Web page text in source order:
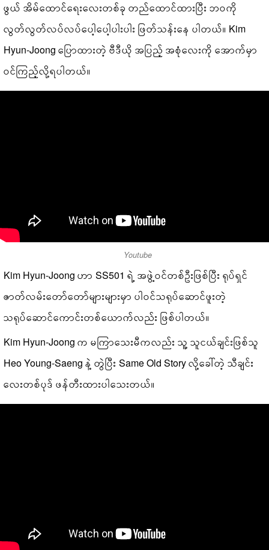
ဖွယ် အိမ်ထောင်ရေးလေးတစ်ခု တည်ထောင်ထားပြီး ဘဝကို
လွတ်လွတ်လပ်လပ်ပေါ့ပေါ့ပါးပါး ဖြတ်သန်းနေ ပါတယ်။ Kim
Hyun-Joong ပြောထားတဲ့ ဗီဒီယို အပြည့် အစုံလေးကို အောက်မှာ
ဝင်ကြည့်လို့ရပါတယ်။
Youtube
Kim Hyun-Joong ဟာ SS501 ရဲ့ အဖွဲ့ဝင်တစ်ဦးဖြစ်ပြီး ရုပ်ရှင်
ဇာတ်လမ်းတော်တော်များများမှာ ပါဝင်သရုပ်ဆောင်ဖူးတဲ့
သရုပ်ဆောင်ကောင်းတစ်ယောက်လည်း ဖြစ်ပါတယ်။
Kim Hyun-Joong က မကြာသေးမီကလည်း သူ့ သူငယ်ချင်းဖြစ်သူ
Heo Young-Saeng နဲ့ တွဲပြီး Same Old Story လို့ခေါ်တဲ့ သီချင်း
လေးတစ်ပုဒ် ဖန်တီးထားပါသေးတယ်။